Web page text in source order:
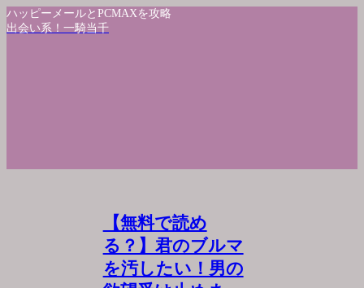
ハッピーメールとPCMAXを攻略
出会い系！一騎当千
【無料で読め
る？】君のブルマ
を汚したい！男の